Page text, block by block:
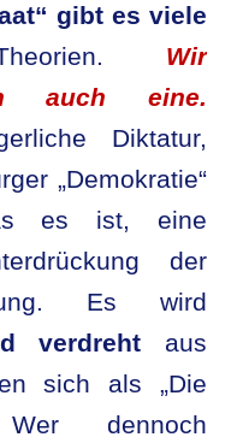
gibt es viele
Wir
auch eine.
Diktatur,
„Demokratie“
es ist, eine
der
Es wird
verdreht aus
sich als „Die
dennoch